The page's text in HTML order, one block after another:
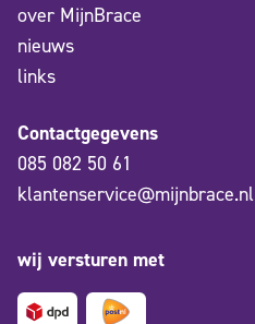
over MijnBrace
nieuws
links
Contactgegevens
085 082 50 61
klantenservice@mijnbrace.nl
wij versturen met